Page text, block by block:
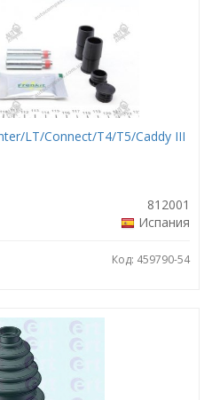
LT/Connect/T4/T5/Caddy III
812001
Испания
Код: 459790-54